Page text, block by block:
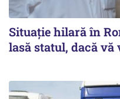
Situație hilară în
lasă statul, dacă